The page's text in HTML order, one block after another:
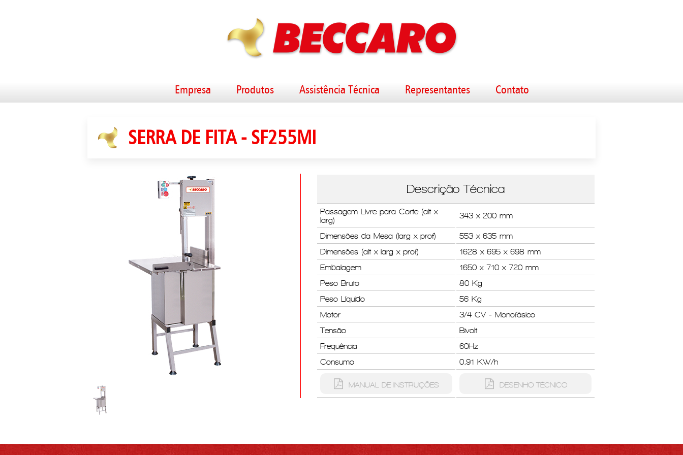
Empresa Produtos Assistência Técnica Representantes Contato
SERRA DE FITA - SF255MI
Descrição Técnica
Passagem Livre para Corte (alt x
larg)
343 x 200 mm
Dimensões da Mesa (larg x prof)
553 x 635 mm
Dimensões (alt x larg x prof)
1628 x 695 x 698 mm
Embalagem
1650 x 710 x 720 mm
Peso Bruto
80 Kg
Peso Líquido
56 Kg
Motor
3/4 CV - Monofásico
Tensão
Bivolt
Frequência
60Hz
Consumo
0,91 KW/h
MANUAL DE INSTRUÇÕES DESENHO TÉCNICO